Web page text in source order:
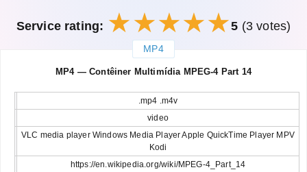
Service rating: 5 (3 votes)
MP4
MP4 — Contêiner Multimídia MPEG-4 Part 14
.mp4 .m4v
video
VLC media player Windows Media Player Apple QuickTime Player MPV
Kodi
https://en.wikipedia.org/wiki/MPEG-4_Part_14